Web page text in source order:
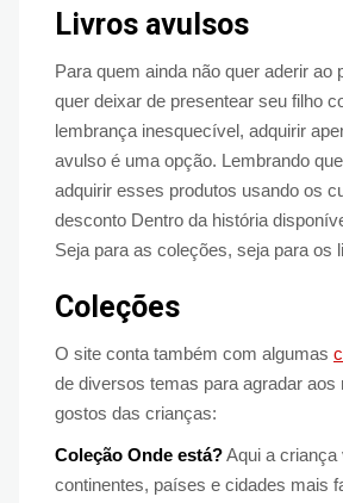
Livros avulsos
Para quem ainda não quer aderir ao
quer deixar de presentear seu filho
lembrança inesquecível, adquirir
avulso é uma opção. Lembrando
adquirir esses produtos usando os
desconto Dentro da história
Seja para as coleções, seja para os
Coleções
O site conta também com algumas
de diversos temas para agradar aos
gostos das crianças:
Coleção Onde está?Aqui a criança
continentes, países e cidades mais